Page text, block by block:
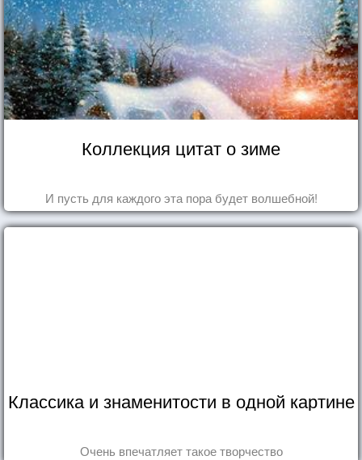
Коллекция цитат о зиме
И пусть для каждого эта пора будет волшебной!
Классика и знаменитости в одной картине
Очень впечатляет такое творчество